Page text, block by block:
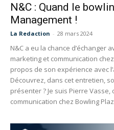
N&C : Quand le
Management !
La Redaction - 28 mars 2024
N&C a eu la chance d’échanger
marketing et communication
propos de son expérience avec
Découvrez, dans cet entretien,
présenter ? Je suis Pierre
communication chez Bowling